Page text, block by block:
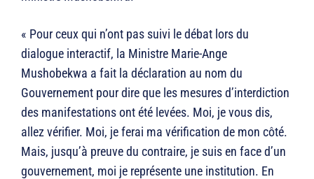
« Pour ceux qui n’ont pas suivi le débat lors du
dialogue interactif, la Ministre Marie-Ange
Mushobekwa a fait la déclaration au nom du
Gouvernement pour dire que les mesures d’interdiction
des manifestations ont été levées. Moi, je vous dis,
allez vérifier. Moi, je ferai ma vérification de mon côté.
Mais, jusqu’à preuve du contraire, je suis en face d’un
gouvernement, moi je représente une institution. En